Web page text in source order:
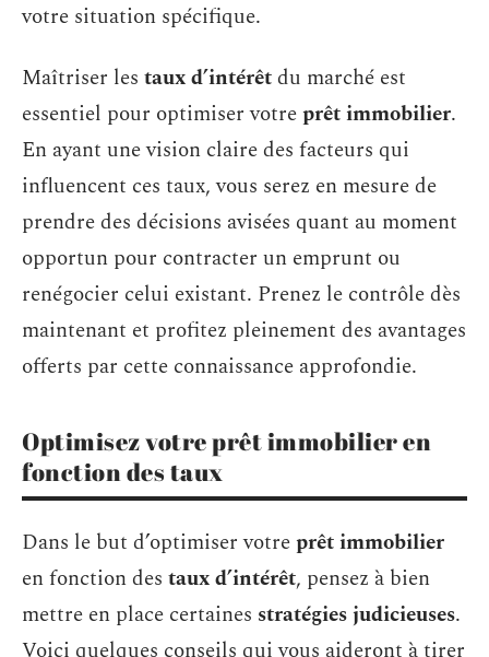
votre situation spécifique.
Maîtriser les taux d’intérêtdu marché est
essentiel pour optimiser votreprêt immobilier.
En ayant une vision claire des facteurs qui
influencent ces taux, vous serez en mesure de
prendre des décisions avisées quant au moment
opportun pour contracter un emprunt ou
renégocier celui existant. Prenez le contrôle dès
maintenant et profitez pleinement des avantages
offerts par cette connaissance approfondie.
Optimisez votre prêt immobilier en
fonction des taux
Dans le but d’optimiser votreprêt immobilier
en fonction des taux d’intérêt, pensez à bien
mettre en place certaines stratégies judicieuses.